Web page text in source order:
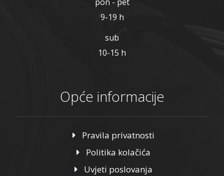
9-19 h
sub
10-15 h
Opće informacije
Pravila privatnosti
Politika kolačića
Uvjeti poslovanja